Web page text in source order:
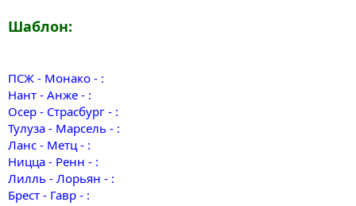
Шаблон:
ПСЖ - Монако - :
Нант - Анже - :
Осер - Страсбург - :
Тулуза - Марсель - :
Ланс - Метц - :
Ницца - Ренн - :
Лилль - Лорьян - :
Брест - Гавр - :